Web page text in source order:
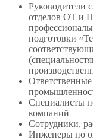
Руководители
отделов ОТ и
подготовки
Ответственные
Специалисты
компаний
Сотрудники,
Инженеры по